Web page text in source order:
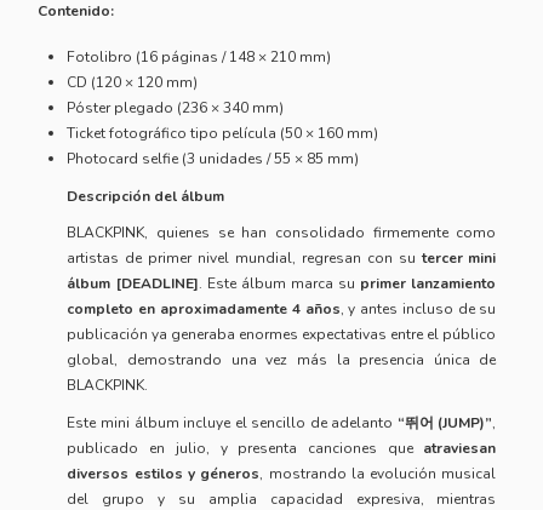
Contenido:
Fotolibro (16 páginas / 148 × 210 mm)
CD (120 × 120 mm)
Póster plegado (236 × 340 mm)
Ticket fotográfico tipo película (50 × 160 mm)
Photocard selfie (3 unidades / 55 × 85 mm)
Descripción del álbum
BLACKPINK, quienes se han consolidado firmemente como
artistas de primer nivel mundial, regresan con sutercer mini
álbum [DEADLINE]. Este álbum marca su primer lanzamiento
completo en aproximadamente 4 años, y antes incluso de su
publicación ya generaba enormes expectativas entre el público
global, demostrando una vez más la presencia única de
BLACKPINK.
Este mini álbum incluye el sencillo de adelanto “뛰어 (JUMP)”,
publicado en julio, y presenta canciones que atraviesan
diversos estilos y géneros, mostrando la evolución musical
del grupo y su amplia capacidad expresiva, mientras